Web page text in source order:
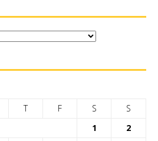
T F S
S
1
2